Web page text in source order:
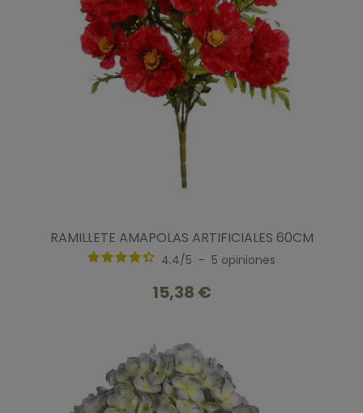
RAMILLETE AMAPOLAS ARTIFICIALES 60CM
4.4/5 - 5 opiniones
15,38 €